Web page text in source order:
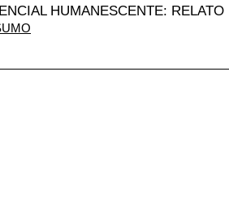
HUMANESCENTE: